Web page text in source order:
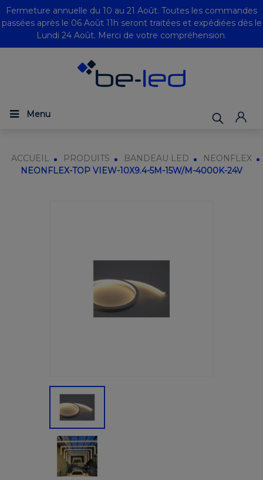
Fermeture annuelle du 10 au 21 Août. Toutes les commandes
passées après le 06 Août 11h seront traitées et expédiées dès le
Lundi 24 Août. Merci de votre compréhension.
Menu
ACCUEIL PRODUITS BANDEAU LED
NEONFLEX
NEONFLEX-TOP VIEW-10X9.4-5M-15W/M-4000K-24V